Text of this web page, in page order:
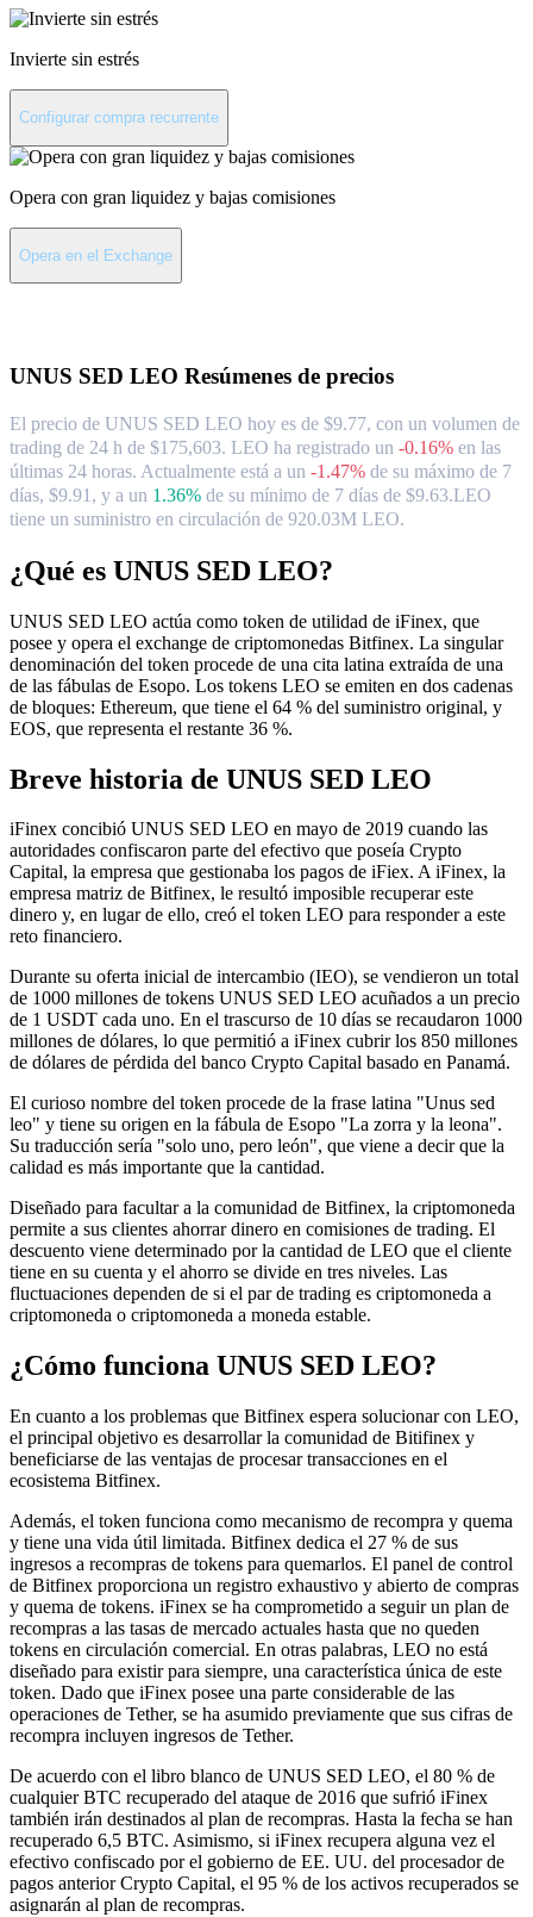
Invierte sin estrés
Configurar compra recurrente
Opera con gran liquidez y bajas comisiones
Opera en el Exchange
UNUS SED LEO Resúmenes de precios
El precio de UNUS SED LEO hoy es de $9.77, con un volumen de
trading de 24 h de $175,603. LEO ha registrado un -0.16% en las
últimas 24 horas. Actualmente está a un -1.47% de su máximo de 7
días, $9.91, y a un 1.36% de su mínimo de 7 días de $9.63.LEO
tiene un suministro en circulación de 920.03M LEO.
¿Qué es UNUS SED LEO?
UNUS SED LEO actúa como token de utilidad de iFinex, que
posee y opera el exchange de criptomonedas Bitfinex. La singular
denominación del token procede de una cita latina extraída de una
de las fábulas de Esopo. Los tokens LEO se emiten en dos cadenas
de bloques: Ethereum, que tiene el 64 % del suministro original, y
EOS, que representa el restante 36 %.
Breve historia de UNUS SED LEO
iFinex concibió UNUS SED LEO en mayo de 2019 cuando las
autoridades confiscaron parte del efectivo que poseía Crypto
Capital, la empresa que gestionaba los pagos de iFiex. A iFinex, la
empresa matriz de Bitfinex, le resultó imposible recuperar este
dinero y, en lugar de ello, creó el token LEO para responder a este
reto financiero.
Durante su oferta inicial de intercambio (IEO), se vendieron un total
de 1000 millones de tokens UNUS SED LEO acuñados a un precio
de 1 USDT cada uno. En el trascurso de 10 días se recaudaron 1000
millones de dólares, lo que permitió a iFinex cubrir los 850 millones
de dólares de pérdida del banco Crypto Capital basado en Panamá.
El curioso nombre del token procede de la frase latina "Unus sed
leo" y tiene su origen en la fábula de Esopo "La zorra y la leona".
Su traducción sería "solo uno, pero león", que viene a decir que la
calidad es más importante que la cantidad.
Diseñado para facultar a la comunidad de Bitfinex, la criptomoneda
permite a sus clientes ahorrar dinero en comisiones de trading. El
descuento viene determinado por la cantidad de LEO que el cliente
tiene en su cuenta y el ahorro se divide en tres niveles. Las
fluctuaciones dependen de si el par de trading es criptomoneda a
criptomoneda o criptomoneda a moneda estable.
¿Cómo funciona UNUS SED LEO?
En cuanto a los problemas que Bitfinex espera solucionar con LEO,
el principal objetivo es desarrollar la comunidad de Bitifinex y
beneficiarse de las ventajas de procesar transacciones en el
ecosistema Bitfinex.
Además, el token funciona como mecanismo de recompra y quema
y tiene una vida útil limitada. Bitfinex dedica el 27 % de sus
ingresos a recompras de tokens para quemarlos. El panel de control
de Bitfinex proporciona un registro exhaustivo y abierto de compras
y quema de tokens. iFinex se ha comprometido a seguir un plan de
recompras a las tasas de mercado actuales hasta que no queden
tokens en circulación comercial. En otras palabras, LEO no está
diseñado para existir para siempre, una característica única de este
token. Dado que iFinex posee una parte considerable de las
operaciones de Tether, se ha asumido previamente que sus cifras de
recompra incluyen ingresos de Tether.
De acuerdo con el libro blanco de UNUS SED LEO, el 80 % de
cualquier BTC recuperado del ataque de 2016 que sufrió iFinex
también irán destinados al plan de recompras. Hasta la fecha se han
recuperado 6,5 BTC. Asimismo, si iFinex recupera alguna vez el
efectivo confiscado por el gobierno de EE. UU. del procesador de
pagos anterior Crypto Capital, el 95 % de los activos recuperados se
asignarán al plan de recompras.